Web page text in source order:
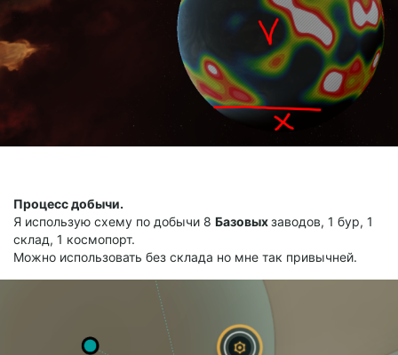
Процесс добычи.
Я использую схему по добычи 8 Базовыхзаводов, 1 бур, 1
склад, 1 космопорт.
Можно использовать без склада но мне так привычней.